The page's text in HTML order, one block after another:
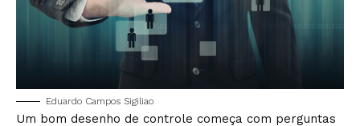
Eduardo Campos Sigiliao
Um bom desenho de controle começa com perguntas